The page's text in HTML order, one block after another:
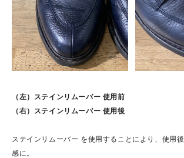
（左）ステインリムーバー 使用前
（右）ステインリムーバー 使用後
ステインリムーバー を使用することにより、使用
感に。